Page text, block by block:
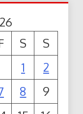
S
S
1
2
8
9